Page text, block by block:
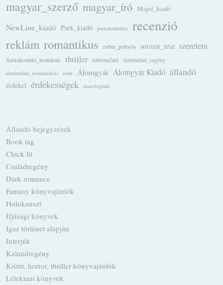
magyar_szerző magyar_író Mogul_kiadó
NewLine_kiadó Park_kiadó pszichothriller recenzió
reklám romantikus rubin_pöttyös sorozat_rész szerelem
Szórakoztató_irodalom thriller történelmi
történelmi_regény
történelmi_romantikus
zene Álomgyár Álomgyár Kiadó állandó
érdekel érdekességek összefoglaló
Állandó bejegyzések
Book tag
Chick lit
Családregény
Dark romance
Fantasy könyvajánlók
Holokauszt
Ifjúsági könyvek
Igaz történet alapján
Interjúk
Kalandregény
Krimi, horror, thriller könyvajánlók
Lélektani könyvek